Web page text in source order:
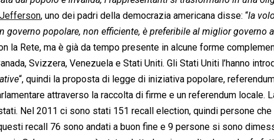
, uno dei padri della democrazia americana disse: “la
governo popolare, non efficiente, è preferibile al miglior governo
la Rete, ma è già da tempo presente in alcune forme
Svizzera, Venezuela e Stati Uniti. Gli Stati Uniti l’hanno
“, quindi la proposta di legge di iniziativa popolare,
attraverso la raccolta di firme e un referendum locale.
Nel 2011 ci sono stati 151 recall election, quindi persone
recall 76 sono andati a buon fine e 9 persone si sono